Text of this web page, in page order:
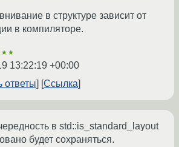
в структуре зависит от
в компиляторе.
13:22:19 +00:00
ответы
Ссылка
в std::is_standard_layout
будет сохраняться.